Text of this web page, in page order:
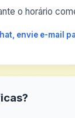
o horário
envie e-mail